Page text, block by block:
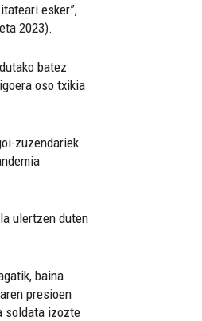
esker”,
2023).
batez
oso txikia
zuzendariek
ulertzen duten
baina
presioen
soldata izozte